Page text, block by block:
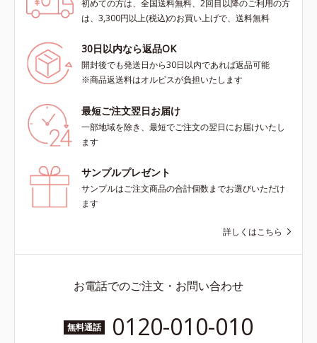
初めての方は、全国送料無料、2回目以降のご利用の方
は、3,300円以上(税込)のお買い上げで、送料無料
30日以内なら返品OK
開封後でも発送日から30日以内であれば返品可能
※商品返送料はオルビスが負担いたします
最短ご注文翌日お届け
一部地域を除き、最短でご注文の翌日にお届けいたし
ます
サンプルプレゼント
サンプルはご注文商品の合計個数までお選びいただけ
ます
詳しくはこちら
お電話でのご注文・お問い合わせ
無料通話 0120-010-010